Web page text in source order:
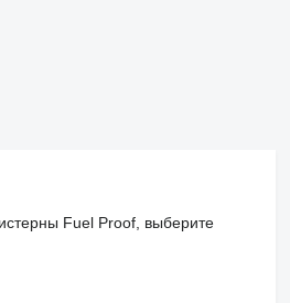
Fuel Proof, выберите